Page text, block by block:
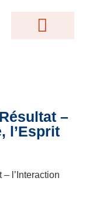
–
l’Esprit
l’Interaction